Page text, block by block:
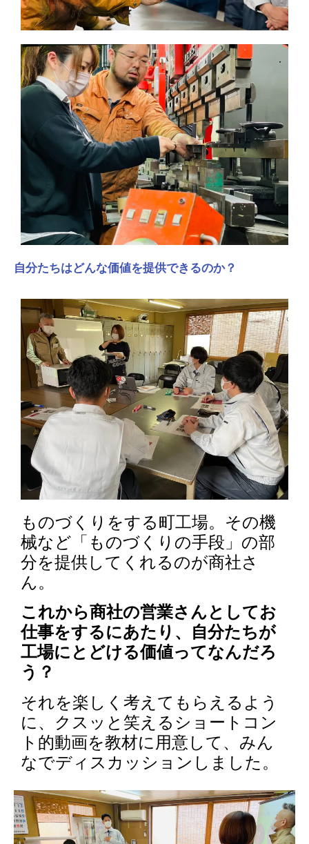
自分たちはどんな価値を提供できるのか？
ものづくりをする町工場。その機
械など「ものづくりの手段」の部
分を提供してくれるのが商社さ
ん。
これから商社の営業さんとしてお
仕事をするにあたり、自分たちが
工場にとどける価値ってなんだろ
う？
それを楽しく考えてもらえるよう
に、クスッと笑えるショートコン
ト的動画を教材に用意して、みん
なでディスカッションしました。